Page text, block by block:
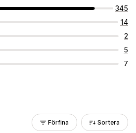
345
14
2
5
7
Förfina Sortera